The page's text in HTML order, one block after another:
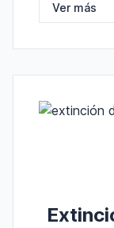
Ver más